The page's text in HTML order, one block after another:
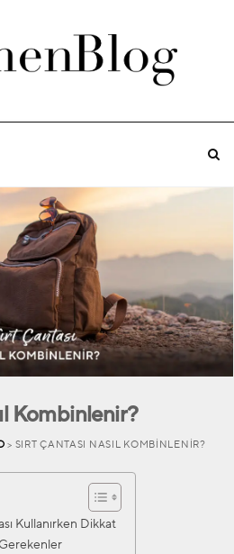
Kombinlenir?
> SIRT ÇANTASI NASIL KOMBINLENIR?
Kullanırken Dikkat